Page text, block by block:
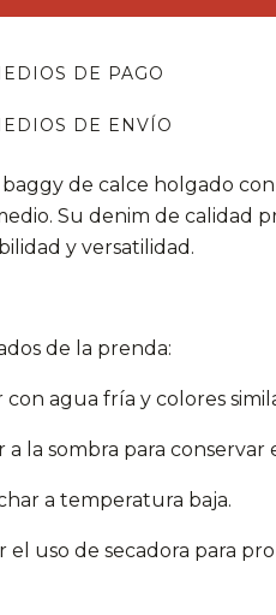
DE PAGO
DE ENVÍO
de calce holgado
Su denim de calidad
y versatilidad.
de la prenda:
con agua fría y colores
a la sombra para conservar
a temperatura baja.
el uso de secadora para